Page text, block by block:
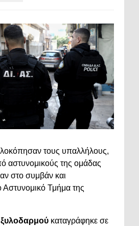
τους υπαλλήλους,
αστυνομικούς της ομάδας
στο συμβάν και
Τμήμα της
ξυλοδαρμού καταγράφηκε σε